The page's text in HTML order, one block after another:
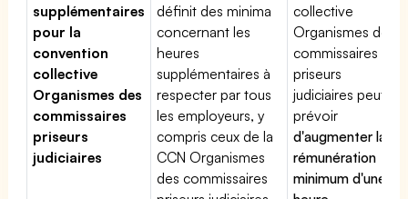
supplémentaires
pour la
convention
collective
Organismes des
commissaires
priseurs
judiciaires
définit des minima
concernant les
heures
supplémentaires à
respecter par tous
les employeurs, y
compris ceux de la
CCN Organismes
des commissaires
collective
Organismes des
commissaires
priseurs
judiciaires peut
prévoir
d'augmenter la
rémunération
minimum d'une